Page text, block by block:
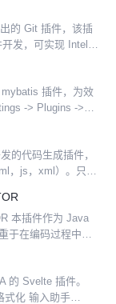
的 Git 插件，该插
发，可实现 IntelliJ
插件，为效
-> Plugins ->
的代码生成插件，
，js，xml）。只要
本插件作为 Java
于在编码过程中发
的 Svelte 插件。
式化 输入助手